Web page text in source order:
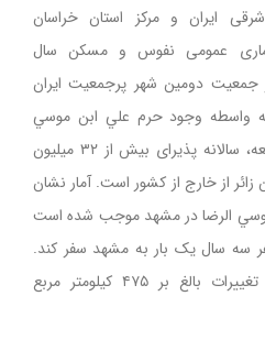
ايران و مرکز استان خراسان
عمومی نفوس و مسکن سال
این شهر با3069941 نفر جمعیت دومین شهر پرجمعیت ايران
واسطه وجود حرم علي ابن موسي
الرضا، هشتمين امام مذهب شيعه، سالانه پذیرای بیش از ۳۲ میلیون
از خارج از کشور است. آمار نشان
الرضا در مشهد موجب شده است
سه سال یک‌ بار به مشهد سفر کند.
مساحت شهر مشهد درآخرین تغییرات بالغ بر ۴۷۵ کیلومتر مربع